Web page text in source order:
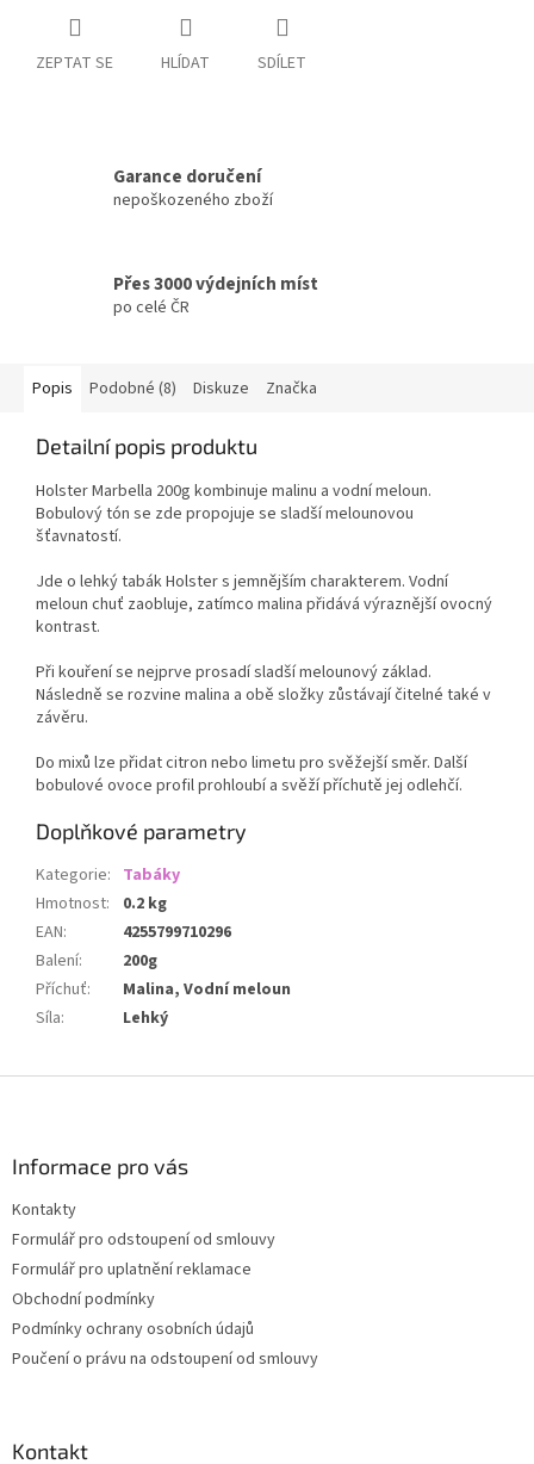
ZEPTAT SE HLÍDAT SDÍLET
Garance doručení
nepoškozeného zboží
Přes 3000 výdejních míst
po celé ČR
Popis Podobné (8) Diskuze Značka
Detailní popis produktu
Holster Marbella 200g kombinuje malinu a vodní meloun.
Bobulový tón se zde propojuje se sladší melounovou
šťavnatostí.
Jde o lehký tabák Holster s jemnějším charakterem. Vodní
meloun chuť zaobluje, zatímco malina přidává výraznější ovocný
kontrast.
Při kouření se nejprve prosadí sladší melounový základ.
Následně se rozvine malina a obě složky zůstávají čitelné také v
závěru.
Do mixů lze přidat citron nebo limetu pro svěžejší směr. Další
bobulové ovoce profil prohloubí a svěží příchutě jej odlehčí.
Doplňkové parametry
Kategorie: Tabáky
Hmotnost:
0.2 kg
EAN:
4255799710296
Balení:
200g
Příchuť:
Malina, Vodní meloun
Síla: Lehký
Informace pro vás
Kontakty
Formulář pro odstoupení od smlouvy
Formulář pro uplatnění reklamace
Obchodní podmínky
Podmínky ochrany osobních údajů
Poučení o právu na odstoupení od smlouvy
Kontakt